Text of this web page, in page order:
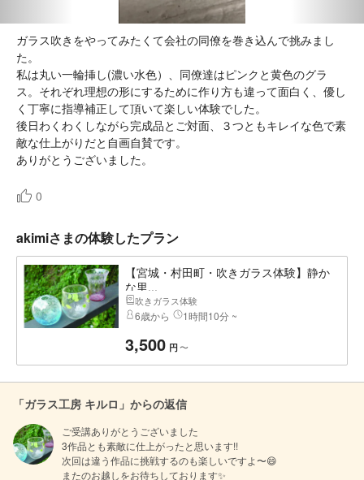
ガラス吹きをやってみたくて会社の同僚を巻き込んで挑みまし
た。
私は丸い一輪挿し(濃い水色）、同僚達はピンクと黄色のグラ
ス。それぞれ理想の形にするために作り方も違って面白く、優し
く丁寧に指導補正して頂いて楽しい体験でした。
後日わくわくしながら完成品とご対面、３つともキレイな色で素
敵な仕上がりだと自画自賛です。
ありがとうございました。
0
akimiさまの体験したプラン
【宮城・村田町・吹きガラス体験】静か
な里...
吹きガラス体験
6歳から 1時間10分 ~
3,500 円 〜
「ガラス工房 キルロ」からの返信
ご受講ありがとうございました
3作品とも素敵に仕上がったと思います!!
次回は違う作品に挑戦するのも楽しいですよ〜😄
またのお越しをお待ちしております✨